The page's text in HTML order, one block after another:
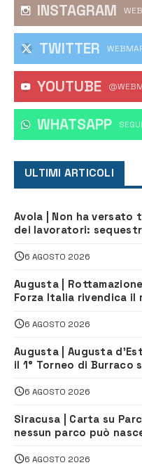
INSTAGRAM
TWITTER
YOUTUBE
WHATSAPP
ULTIMI ARTICOLI
Avola | Non ha
dei lavoratori:
climatizzazione
6 AGOSTO 2026
Augusta |
Forza Italia rivendica il
6 AGOSTO 2026
Augusta | Augusta
il 1° Torneo di Burraco
6 AGOSTO 2026
Siracusa | Carta su
nessun parco può
6 AGOSTO 2026